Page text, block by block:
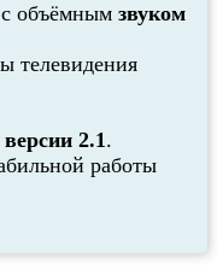
объёмным звуком
телевидения
2.1.
работы